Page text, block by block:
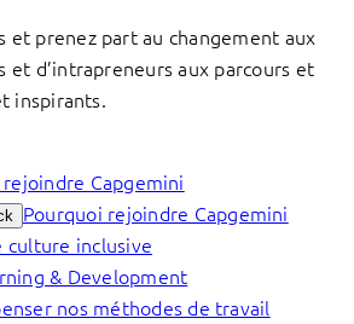
et prenez part au changement aux
et d’intrapreneurs aux parcours et
inspirants.
Capgemini
Pourquoi rejoindre Capgemini
culture inclusive
& Development
nos méthodes de travail